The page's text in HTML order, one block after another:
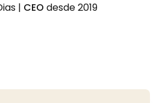
| CEO desde 2019